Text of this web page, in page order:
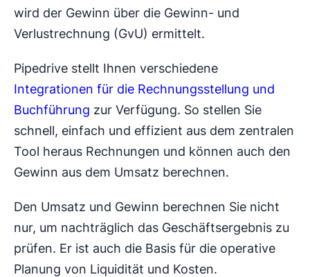
wird der Gewinn über die Gewinn- und
Verlustrechnung (GvU) ermittelt.
Pipedrive stellt Ihnen verschiedene
Integrationen für die Rechnungsstellung und
Buchführung zur Verfügung. So stellen Sie
schnell, einfach und effizient aus dem zentralen
Tool heraus Rechnungen und können auch den
Gewinn aus dem Umsatz berechnen.
Den Umsatz und Gewinn berechnen Sie nicht
nur, um nachträglich das Geschäftsergebnis zu
prüfen. Er ist auch die Basis für die operative
Planung von Liquidität und Kosten.